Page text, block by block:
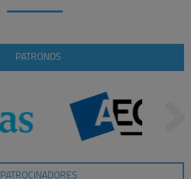
PATRONOS
PATROCINADORES